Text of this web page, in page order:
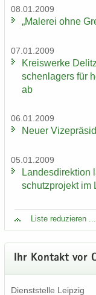
08.01.2009
„Ma­le­rei ohne
07.01.2009
Kreis­wer­ke
schen­la­gers für
ab
06.01.2009
Neuer
05.01.2009
Lan­des­di­rek­ti­on
schutz­pro­jekt im
Liste re­du­zie­ren ...
Ihr Kon­takt vor
Dienst­stel­le Leip­zig